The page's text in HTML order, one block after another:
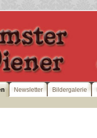
Newsletter Bildergalerie